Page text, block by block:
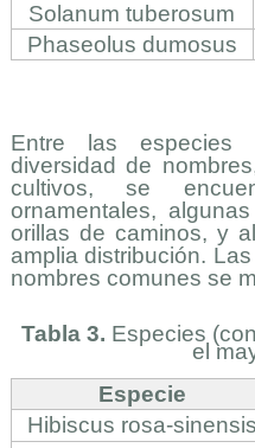
Solanum tuberosum
Phaseolus dumosus
Entre las
diversidad de
cultivos, se
ornamentales,
orillas de caminos, y
amplia distribución.
nombres comunes se
Tabla 3. Especies
el
Especie
Hibiscus rosa-sinensis